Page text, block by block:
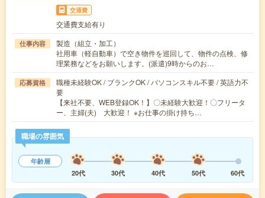
交通費
交通費支給有り
仕事内容
製造（組立・加工）
社用車（軽自動車）で空き物件を巡回して、物件の点検、修
理業務などをお願いします。(派遣)9時からのお…
応募資格
職種未経験OK / ブランクOK / パソコンスキル不要 / 英語力不
要
【来社不要、WEB登録OK！】〇未経験大歓迎！〇フリータ
ー、主婦(夫) 大歓迎！ ※お仕事の掛け持ち…
職場の雰囲気
年齢層
20代
30代 40代 50代 60代